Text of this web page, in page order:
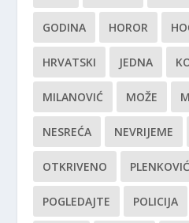
GODINA HOROR
HRVATSKI JEDNA
MILANOVIĆ MOŽE
NESREĆA NEVRIJEME
OTKRIVENO PLENKOVIĆ
POGLEDAJTE POLICIJA